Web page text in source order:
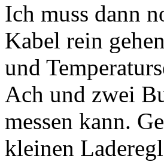
Ich muss dann
Kabel rein
und
Ach und zwei
messen kann.
kleinen